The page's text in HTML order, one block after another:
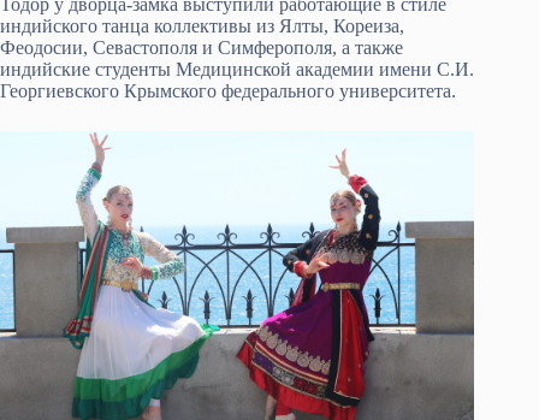
Тодор у дворца-замка выступили работающие в стиле
индийского танца коллективы из Ялты, Кореиза,
Феодосии, Севастополя и Симферополя, а также
индийские студенты Медицинской академии имени С.И.
Георгиевского Крымского федерального университета.